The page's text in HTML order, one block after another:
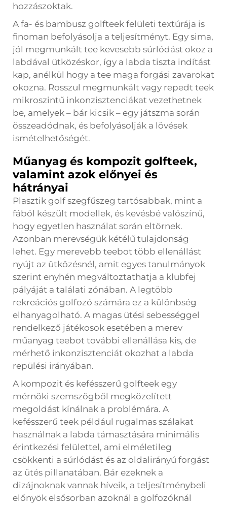
hozzászoktak.
A fa- és bambusz golfteek felületi textúrája is
finoman befolyásolja a teljesítményt. Egy sima,
jól megmunkált tee kevesebb súrlódást okoz a
labdával ütközéskor, így a labda tiszta indítást
kap, anélkül hogy a tee maga forgási zavarokat
okozna. Rosszul megmunkált vagy repedt teek
mikroszintű inkonzisztenciákat vezethetnek
be, amelyek – bár kicsik – egy játszma során
összeadódnak, és befolyásolják a lövések
ismételhetőségét.
Műanyag és kompozit golfteek,
valamint azok előnyei és
hátrányai
Plasztik golf szegfűszeg tartósabbak, mint a
fából készült modellek, és kevésbé valószínű,
hogy egyetlen használat során eltörnek.
Azonban merevségük kétélű tulajdonság
lehet. Egy merevebb teebot több ellenállást
nyújt az ütközésnél, amit egyes tanulmányok
szerint enyhén megváltoztathatja a klubfej
pályáját a találati zónában. A legtöbb
rekreációs golfozó számára ez a különbség
elhanyagolható. A magas ütési sebességgel
rendelkező játékosok esetében a merev
műanyag teebot további ellenállása kis, de
mérhető inkonzisztenciát okozhat a labda
repülési irányában.
A kompozit és kefésszerű golfteek egy
mérnöki szemszögből megközelített
megoldást kínálnak a problémára. A
kefésszerű teek például rugalmas szálakat
használnak a labda támasztására minimális
érintkezési felülettel, ami elméletileg
csökkenti a súrlódást és az oldalirányú forgást
az ütés pillanatában. Bár ezeknek a
dizájnoknak vannak híveik, a teljesítménybeli
előnyök elsősorban azoknál a golfozóknál